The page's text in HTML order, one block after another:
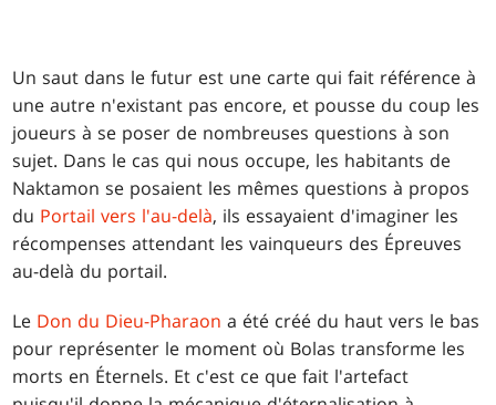
Un saut dans le futur est une carte qui fait référence à
une autre n'existant pas encore, et pousse du coup les
joueurs à se poser de nombreuses questions à son
sujet. Dans le cas qui nous occupe, les habitants de
Naktamon se posaient les mêmes questions à propos
du Portail vers l'au-delà, ils essayaient d'imaginer les
récompenses attendant les vainqueurs des Épreuves
au-delà du portail.
Le Don du Dieu-Pharaon a été créé du haut vers le bas
pour représenter le moment où Bolas transforme les
morts en Éternels. Et c'est ce que fait l'artefact